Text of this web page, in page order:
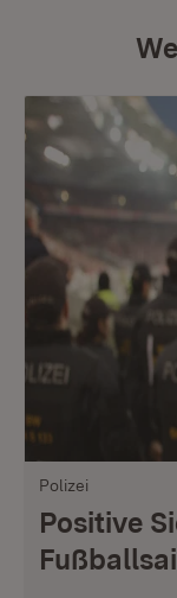
Polizei
Positive